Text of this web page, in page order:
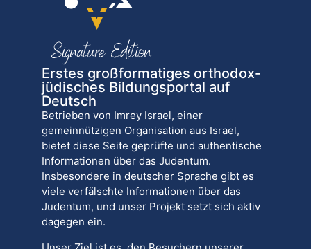
Erstes großformatiges orthodox-
jüdisches Bildungsportal auf
Deutsch
Betrieben von Imrey Israel, einer
gemeinnützigen Organisation aus Israel,
bietet diese Seite geprüfte und authentische
Informationen über das Judentum.
Insbesondere in deutscher Sprache gibt es
viele verfälschte Informationen über das
Judentum, und unser Projekt setzt sich aktiv
dagegen ein.